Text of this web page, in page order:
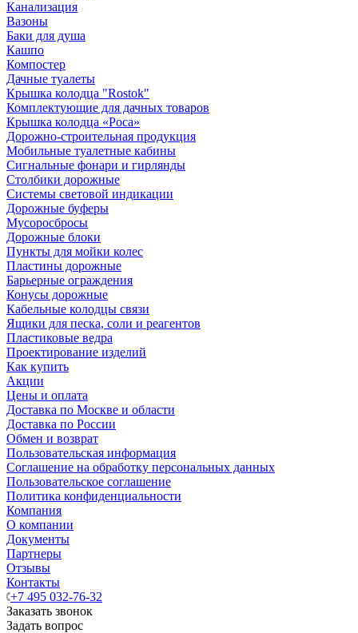
Канализация
Вазоны
Баки для душа
Кашпо
Компостер
Дачные туалеты
Крышка колодца "Rostok"
Комплектующие для дачных товаров
Крышка колодца «Роса»
Дорожно-строительная продукция
Мобильные туалетные кабины
Сигнальные фонари и гирлянды
Столбики дорожные
Системы световой индикации
Дорожные буферы
Мусоросбросы
Дорожные блоки
Пункты для мойки колес
Пластины дорожные
Барьерные ограждения
Конусы дорожные
Кабельные колодцы связи
Ящики для песка, соли и реагентов
Пластиковые ведра
Проектирование изделий
Как купить
Акции
Цены и оплата
Доставка по Москве и области
Доставка по России
Обмен и возврат
Пользовательская информация
Соглашение на обработку персональных данных
Пользовательское соглашение
Политика конфиденциальности
Компания
О компании
Документы
Партнеры
Отзывы
Контакты
+7 495 032-76-32
Заказать звонок
Задать вопрос